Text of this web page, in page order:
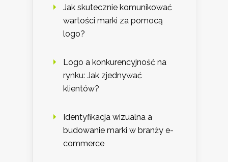
Jak skutecznie komunikować
wartości marki za pomocą
logo?
Logo a konkurencyjność na
rynku: Jak zjednywać
klientów?
Identyfikacja wizualna a
budowanie marki w branży e-
commerce